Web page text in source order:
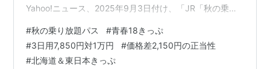
Yahoo!ニュース、2025年9月3日付け、「JR「秋の乗り
格差、2,150円の正当性は？」を拝読しての話です。
「秋の乗り放題パス」は、2025年10月4日から10月19日
を以ってすでに終わっており、今更ここで取り上げても
#秋の乗り放題パス #青春18きっぷ
#3日用7,850円対1万円 #価格差2,150円の正当性
#北海道＆東日本きっぷ